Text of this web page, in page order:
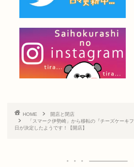
HOME
開店と閉店
「スマーク伊勢崎」から移転の『チーズケーキ
日が決定したようです！【開店】